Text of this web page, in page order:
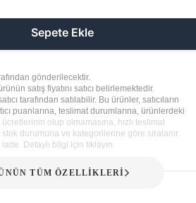
Sepete Ekle
gönderilecektir.
satış fiyatını satıcı belirlemektedir.
tarafından satılabilir. Bu ürünler, satıcıların
puanlarına, teslimat durumlarına, ürünlerdeki
olup olmamasına, hızlı teslimat
durumuna ve kategorilerine göre sıralanır.
Detaylı bilgi için tıklayın.
TÜM ÖZELLİKLERİ